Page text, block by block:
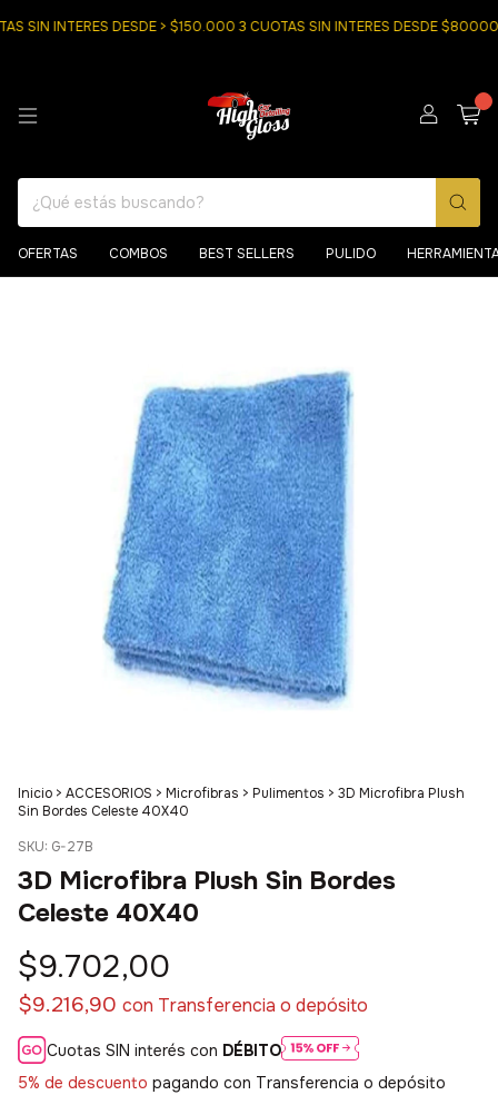
SIN INTERES DESDE > $150.000 3 CUOTAS SIN INTERES DESDE $80000
OFERTAS COMBOS BEST SELLERS PULIDO
Inicio > ACCESORIOS > Microfibras > Pulimentos > 3D Microfibra Plush
Sin Bordes Celeste 40X40
SKU: G-27B
3D Microfibra Plush Sin Bordes
Celeste 40X40
$9.702,00
$9.216,90 con Transferencia o depósito
Cuotas SIN interés con DÉBITO
5% de descuento pagando con Transferencia o depósito